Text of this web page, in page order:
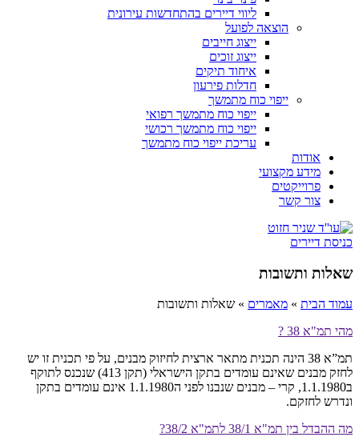
ליווי דיירים בהתחדשות עירונית
הוצאה לפועל
ייצוג חייבים
ייצוג זוכים
איחוד תיקים
חדלות פירעון
ייפוי כוח מתמשך
ייפוי כוח מתמשך רפואי
ייפוי כוח מתמשך רכושי
עריכת ייפוי כוח מתמשך
אודות
מידע מקצועי
פרוייקטים
צור קשר
כניסת דיירים
שאלות ותשובות
עמוד הבית » מאמרים » שאלות ותשובות
מהי תמ"א 38 ?
תמ”א 38 הינה תכנית מתאר ארצית לחיזוק מבנים, על פי תכנית זו יש
לחזק מבנים שאינם עומדים בתקן הישראלי (תקן 413) שנכנס לתוקף
ב1.1.1980, קרי – מבנים שנבנו לפני ה1.1.1980 אינם עומדים בתקן
ונדרש לחזקם.
מה ההבדל בין תמ"א 38/1 לתמ"א 38/2?